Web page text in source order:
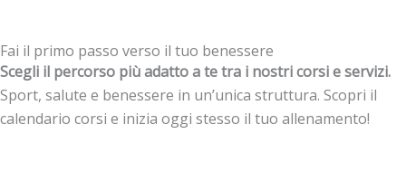
Fai il primo passo verso il tuo benessere
Scegli il percorso più adatto a te tra i nostri corsi e servizi.
Sport, salute e benessere in un’unica struttura. Scopri il
calendario corsi e inizia oggi stesso il tuo allenamento!